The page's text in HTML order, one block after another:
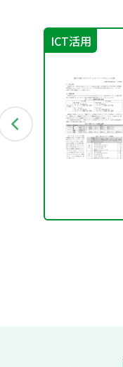
ICT活用